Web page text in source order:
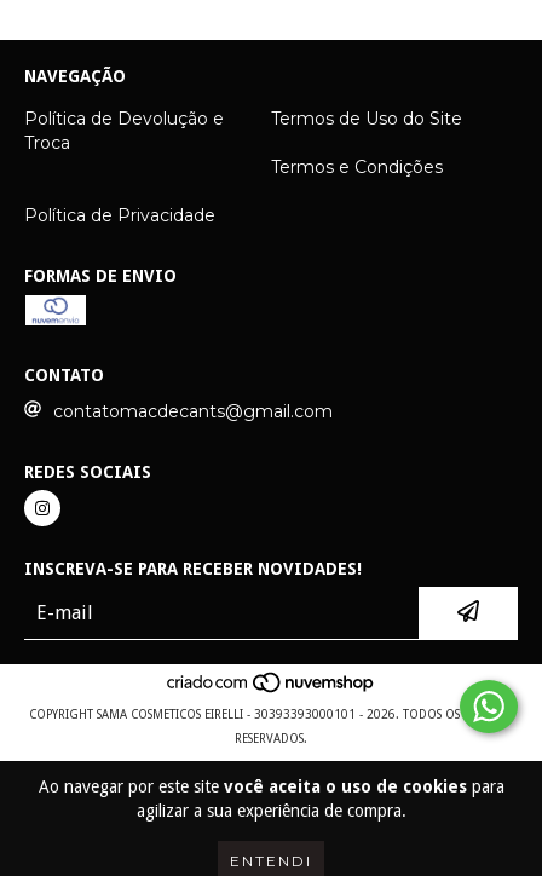
Ao navegar por este site você aceita o uso de cookiespara
agilizar a sua experiência de compra.
ENTENDI
NAVEGAÇÃO
Política de Devolução e
Troca
Termos de Uso do Site
Termos e Condições
Política de Privacidade
FORMAS DE ENVIO
CONTATO
contatomacdecants@gmail.com
REDES SOCIAIS
INSCREVA-SE PARA RECEBER NOVIDADES!
COPYRIGHT SAMA COSMETICOS EIRELLI - 30393393000101 - 2026. TODOS OS DIREITOS
RESERVADOS.